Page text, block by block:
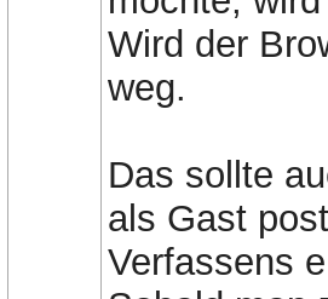
Wird der
weg.
Das sollte
als Gast
Verfassens